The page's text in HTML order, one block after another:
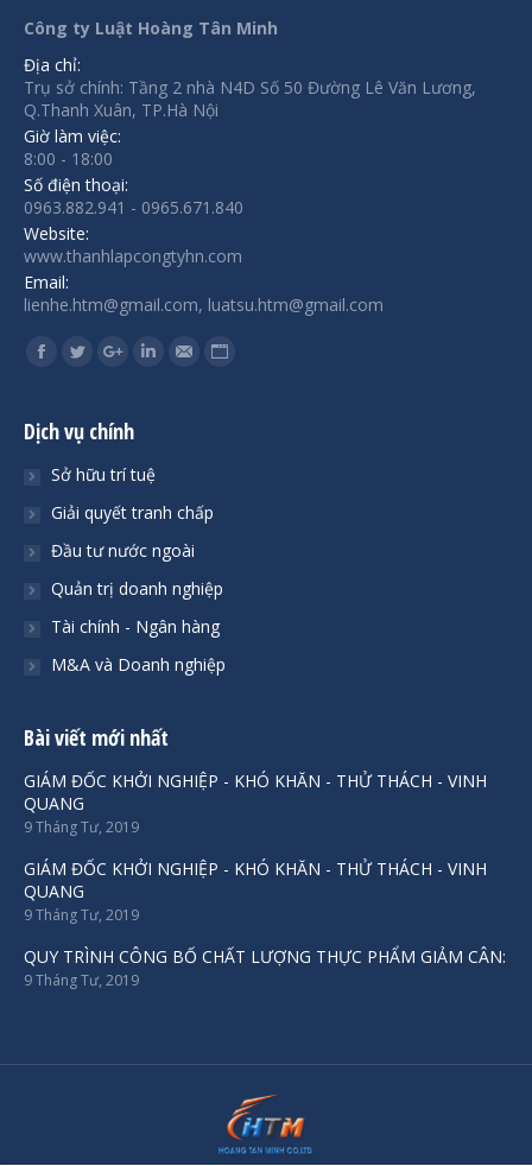
Công ty Luật Hoàng Tân Minh
Địa chỉ:
Trụ sở chính: Tầng 2 nhà N4D Số 50 Đường Lê Văn Lương,
Q.Thanh Xuân, TP.Hà Nội
Giờ làm việc:
8:00 - 18:00
Số điện thoại:
0963.882.941 - 0965.671.840
Website:
www.thanhlapcongtyhn.com
Email:
lienhe.htm@gmail.com, luatsu.htm@gmail.com
Find us on:
Facebook
Twitter MailWebsite
Dịch vụ chính
Sở hữu trí tuệ
Giải quyết tranh chấp
Đầu tư nước ngoài
Quản trị doanh nghiệp
Tài chính - Ngân hàng
M&A và Doanh nghiệp
Bài viết mới nhất
GIÁM ĐỐC KHỞI NGHIỆP - KHÓ KHĂN - THỬ THÁCH - VINH
QUANG
9 Tháng Tư, 2019
GIÁM ĐỐC KHỞI NGHIỆP - KHÓ KHĂN - THỬ THÁCH - VINH
QUANG
9 Tháng Tư, 2019
QUY TRÌNH CÔNG BỐ CHẤT LƯỢNG THỰC PHẨM GIẢM CÂN:
9 Tháng Tư, 2019